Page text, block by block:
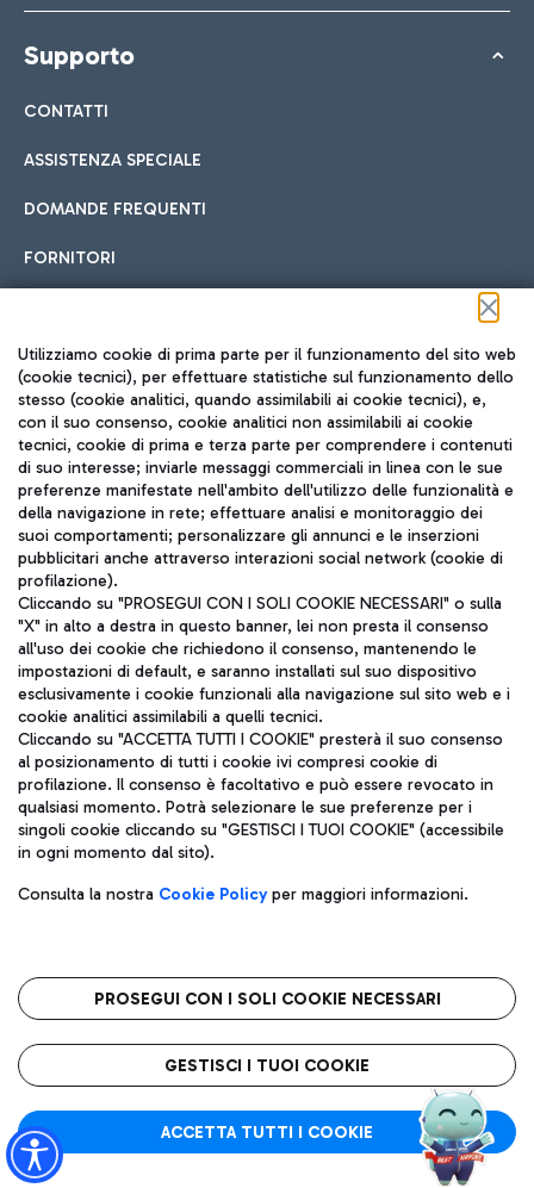
Supporto
CONTATTI
ASSISTENZA SPECIALE
DOMANDE FREQUENTI
FORNITORI
Seguici sui social
TRAVEL JOURNAL
ITA
Aeroporti di Roma S.p.A. - Società soggetta a direzione e
coordinamento di Mundys S.p.A.
Codice fiscale e Registro delle Imprese di Roma 13032990155 P.
IVA 06572251004
Capitale sociale 62.224.743,00 int. vers.
Sede legale: Via Pier Paolo Racchetti 1 - 00054 Fiumicino (RM)
telefono +39 06 65951
Privacy policy
Note legali
Roma FCO
L'aeroporto stellato
Utilizziamo cookie di prima parte per il funzionamento del sito web
(cookie tecnici), per effettuare statistiche sul funzionamento dello
stesso (cookie analitici, quando assimilabili ai cookie tecnici), e,
con il suo consenso, cookie analitici non assimilabili ai cookie
tecnici, cookie di prima e terza parte per comprendere i contenuti
di suo interesse; inviarle messaggi commerciali in linea con le sue
preferenze manifestate nell'ambito dell'utilizzo delle funzionalità e
della navigazione in rete; effettuare analisi e monitoraggio dei
suoi comportamenti; personalizzare gli annunci e le inserzioni
pubblicitari anche attraverso interazioni social network (cookie di
profilazione).
Cliccando su "PROSEGUI CON I SOLI COOKIE NECESSARI" o sulla
"X" in alto a destra in questo banner, lei non presta il consenso
all'uso dei cookie che richiedono il consenso, mantenendo le
impostazioni di default, e saranno installati sul suo dispositivo
esclusivamente i cookie funzionali alla navigazione sul sito web e i
cookie analitici assimilabili a quelli tecnici.
Cliccando su "ACCETTA TUTTI I COOKIE" presterà il suo consenso
al posizionamento di tutti i cookie ivi compresi cookie di
profilazione. Il consenso è facoltativo e può essere revocato in
qualsiasi momento. Potrà selezionare le sue preferenze per i
singoli cookie cliccando su "GESTISCI I TUOI COOKIE" (accessibile
in ogni momento dal sito).
Consulta la nostra Cookie Policyper maggiori informazioni.
PROSEGUI CON I SOLI COOKIE NECESSARI
GESTISCI I TUOI COOKIE
ACCETTA TUTTI I COOKIE